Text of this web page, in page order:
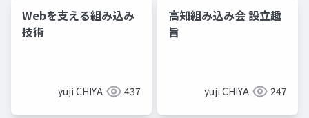
Webを支える組み込み
技術
yuji CHIYA 437
高知組み込み会 設立趣
旨
yuji CHIYA 247